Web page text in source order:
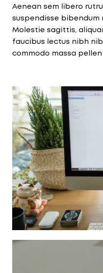
Aenean sem libero
suspendisse bibendum
Molestie sagittis,
faucibus lectus nibh
commodo massa